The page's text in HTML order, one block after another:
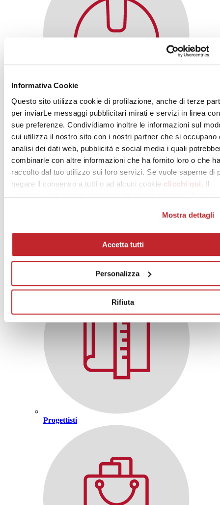
Informativa Cookie
Questo sito utilizza cookie di profilazione, anche di terze
per inviarLe messaggi pubblicitari mirati e servizi in linea
sue preferenze. Condividiamo inoltre le informazioni sul
cui utilizza il nostro sito con i nostri partner che si occupano
analisi dei dati web, pubblicità e social media i quali
combinarle con altre informazioni che ha fornito loro o che
raccolto dal tuo utilizzo sui loro servizi. Se vuole saperne di
negare il consenso a tutti o ad alcuni cookie clicchi qui . Il
consenso può essere espresso cliccando sul tasto "Accetta
Mostra dettagli
Accetta tutti
Personalizza
Rifiuta
Posatori
Privati
Progettisti